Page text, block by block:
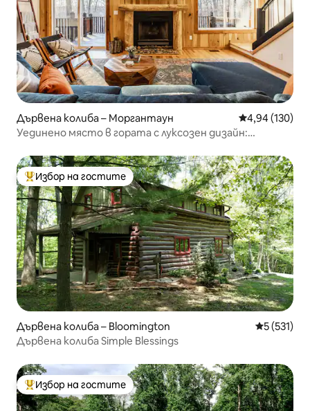
Дървена колиба – Моргантаун Средна
4,94 (130)
Уединено място в гората с луксозен дизайн:
Най-популярен избор на гостите
Избор на гостите
Дървена колиба – Bloomington Средна
5 (531)
Дървена колиба Simple Blessings
Най-популярен избор на гостите
Избор на гостите